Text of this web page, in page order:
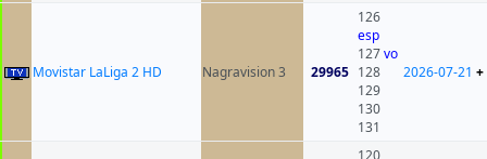
Movistar LaLiga 2 HD Nagravision 3 29965
126
esp
127vo
128
129
130
131
2026-07-21 +